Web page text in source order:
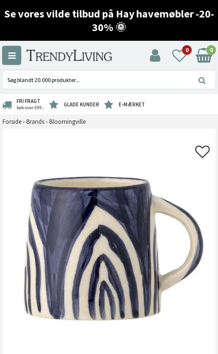
Se vores vilde tilbud på Hay havemøbler -20-
30% 🌞
0 0
FRI FRAGT
køb over 699,- GLADE KUNDER E-MÆRKET
Forside › Brands › Bloomingville